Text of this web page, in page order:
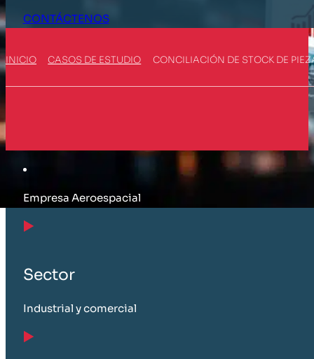
CONTÁCTENOS
INICIO CASOS DE ESTUDIO CONCILIACIÓN DE STOCK DE
Empresa Aeroespacial
Sector
Industrial y comercial